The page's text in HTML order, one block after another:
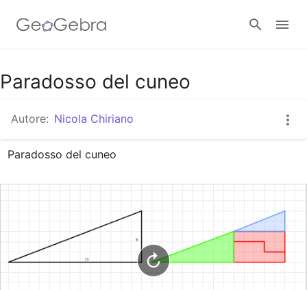
Google Classroom
GeoGebra Classroom
Paradosso del cuneo
Autore: Nicola Chiriano
Paradosso del cuneo